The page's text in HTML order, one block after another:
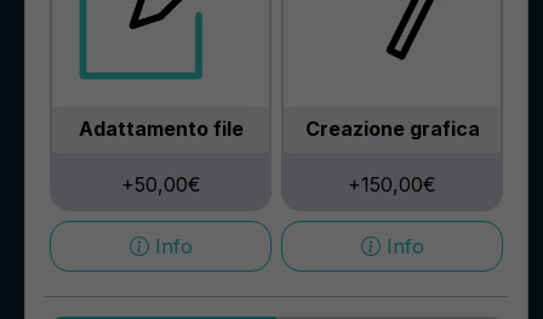
Adattamento file
+50,00€
Info
Creazione grafica
+150,00€
Info